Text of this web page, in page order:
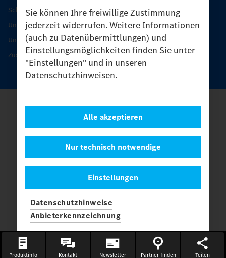
Sie können Ihre freiwillige Zustimmung
jederzeit widerrufen. Weitere Informationen
(auch zu Datenübermittlungen) und
Einstellungsmöglichkeiten finden Sie unter
"Einstellungen" und in unseren
Datenschutzhinweisen.
Einstellungen
Nur technisch notwendige
Alle akzeptieren
Datenschutzhinweise
Anbieterkennzeichnung
Schutz und Werterhalt
Unimog Serviceangebot
Unimog Servicetage
Zusatzleistungen
Anbieter
Kontakt
Datenschutz
Einstellungen
© 2026 Daimler Truck AG. Alle Rechte vorbehalten.
Mercedes-Benz sind Marken der
Produktinfo Kontakt Newsletter Partner finden Teilen